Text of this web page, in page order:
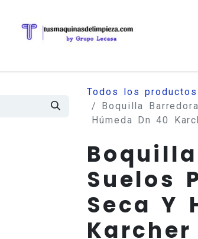
Todos los productos
Boquilla
Húmeda Dn 40
Suelos
Seca Y